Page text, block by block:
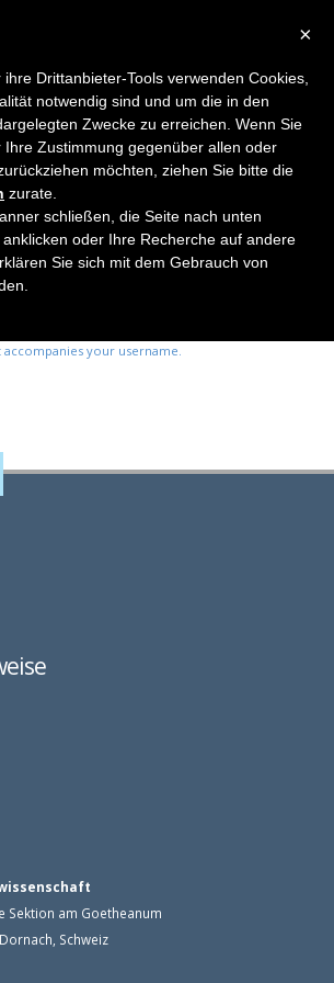
Passwort anfordern
Naturwissenschaft username.
your username.
Sektion am Goetheanum
Schweiz
×
Drittanbieter-Tools verwenden Cookies,
notwendig sind und um die in den
Zwecke zu erreichen. Wenn Sie
Zustimmung gegenüber allen oder
möchten, ziehen Sie bitte die
zurate.
schließen, die Seite nach unten
oder Ihre Recherche auf andere
Sie sich mit dem Gebrauch von